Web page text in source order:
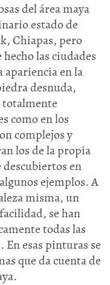
del área maya
estado de
Chiapas, pero
las ciudades
apariencia en la
desnuda,
totalmente
como en los
complejos y
los de la propia
en
ejemplos. A
misma, un
se han
todas las
En esas pinturas se
que da cuenta de